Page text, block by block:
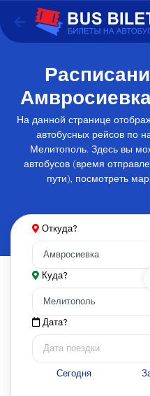
На данной странице
автобусных рейсов по
Мелитополь. Здесь вы
автобусов (время
пути), посмотреть
Откуда?
Куда?
Дата?
Сегодня